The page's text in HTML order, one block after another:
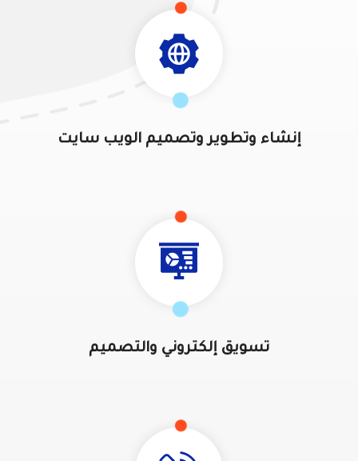
إنشاء وتطوير وتصميم الويب سايت
تسويق إلكتروني والتصميم